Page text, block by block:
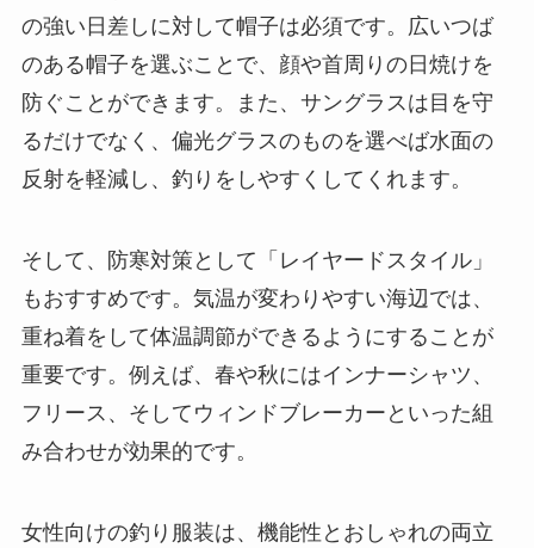
の強い日差しに対して帽子は必須です。広いつば
のある帽子を選ぶことで、顔や首周りの日焼けを
防ぐことができます。また、サングラスは目を守
るだけでなく、偏光グラスのものを選べば水面の
反射を軽減し、釣りをしやすくしてくれます。
そして、防寒対策として「レイヤードスタイル」
もおすすめです。気温が変わりやすい海辺では、
重ね着をして体温調節ができるようにすることが
重要です。例えば、春や秋にはインナーシャツ、
フリース、そしてウィンドブレーカーといった組
み合わせが効果的です。
女性向けの釣り服装は、機能性とおしゃれの両立